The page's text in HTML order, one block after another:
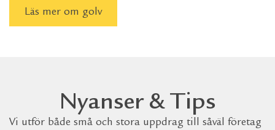
Läs mer om golv
Nyanser & Tips
Vi utför både små och stora uppdrag till såväl företag